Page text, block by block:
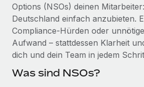
Einfacheres Bewerber:innen-
Compliance Watchtower
Lückenlose Compliance
Globale Bereitstellung und
So hat der KI-Vorreiter
Remote um 120 % vergrößert
Weaviate auf einen Blick Weaviate
Open-Source-Infrastrukturen. Das...
Mehr erfahren
Alle Ressourcen anzeigen
BLOG
Globale Payroll
EOR und PEO
Options (NSOs) deinen
Deutschland einfach anzubieten.
Compliance‑Hürden oder
Aufwand – stattdessen Klarheit
dich und dein Team in jedem
Was sind NSOs?